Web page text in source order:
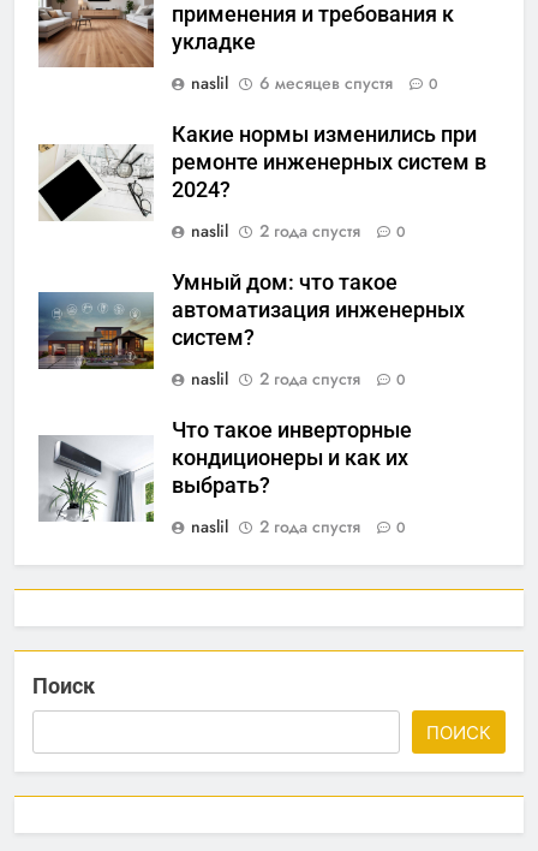
применения и требования к
укладке
naslil
6 месяцев спустя 0
Какие нормы изменились при
ремонте инженерных систем в
2024?
naslil
2 года спустя 0
Умный дом: что такое
автоматизация инженерных
систем?
naslil
2 года спустя 0
Что такое инверторные
кондиционеры и как их
выбрать?
naslil
2 года спустя 0
Поиск
ПОИСК